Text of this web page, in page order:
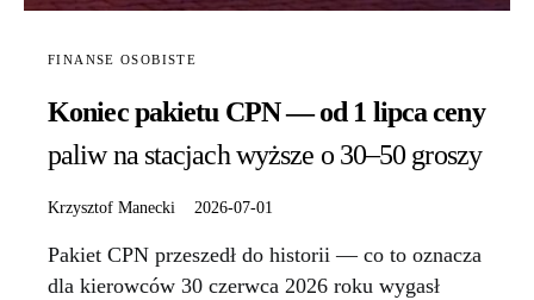
FINANSE OSOBISTE
Koniec pakietu CPN — od 1 lipca ceny
paliw na stacjach wyższe o 30–50 groszy
Krzysztof Manecki 2026-07-01
Pakiet CPN przeszedł do historii — co to oznacza
dla kierowców 30 czerwca 2026 roku wygasł